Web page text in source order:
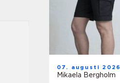
07. augusti 2026
Mikaela Bergholm